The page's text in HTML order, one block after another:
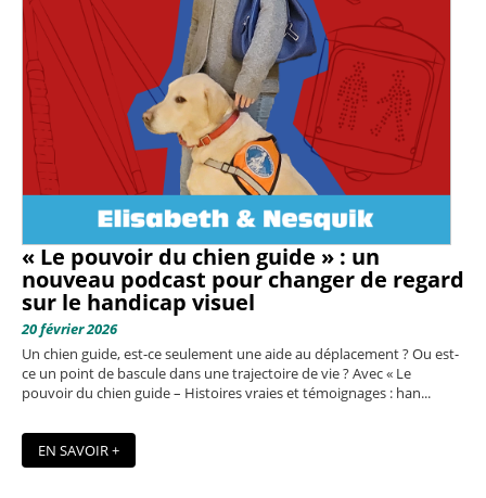
« Le pouvoir du chien guide » : un
nouveau podcast pour changer de regard
sur le handicap visuel
20 février 2026
Un chien guide, est-ce seulement une aide au déplacement ? Ou est-
ce un point de bascule dans une trajectoire de vie ? Avec « Le
pouvoir du chien guide – Histoires vraies et témoignages : han...
EN SAVOIR +